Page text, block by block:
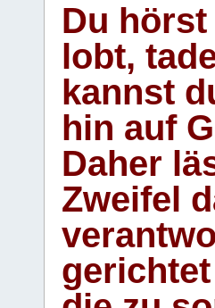
Du
lobt,
kannst
hin auf
Daher
Zweifel